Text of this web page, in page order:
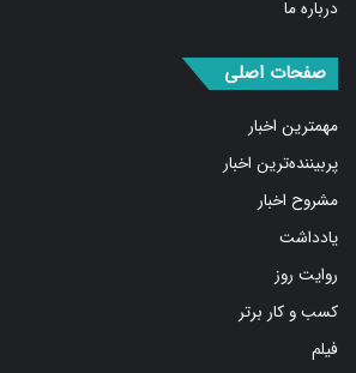
مهمترین اخبار
پربیننده‌ترین اخبار
مشروح اخبار
یادداشت
روایت روز
کسب و کار برتر
فیلم
بازار